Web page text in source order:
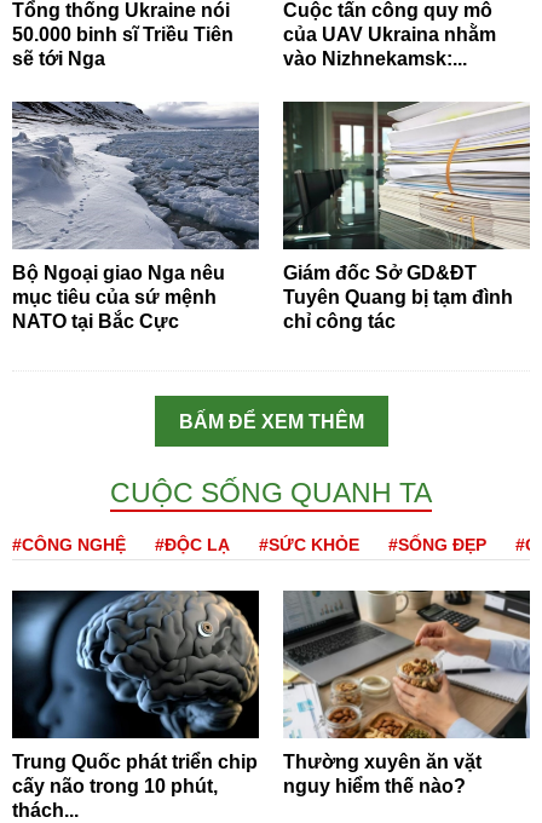
Tổng thống Ukraine nói
50.000 binh sĩ Triều Tiên
sẽ tới Nga
Cuộc tấn công quy mô
của UAV Ukraina nhằm
vào Nizhnekamsk:...
Bộ Ngoại giao Nga nêu
mục tiêu của sứ mệnh
NATO tại Bắc Cực
Giám đốc Sở GD&ĐT
Tuyên Quang bị tạm đình
chỉ công tác
BẤM ĐỂ XEM THÊM
CUỘC SỐNG QUANH TA
#CÔNG NGHỆ #ĐỘC LẠ #SỨC KHỎE #SỐNG ĐẸP
Trung Quốc phát triển chip
cấy não trong 10 phút,
thách...
Thường xuyên ăn vặt
nguy hiểm thế nào?